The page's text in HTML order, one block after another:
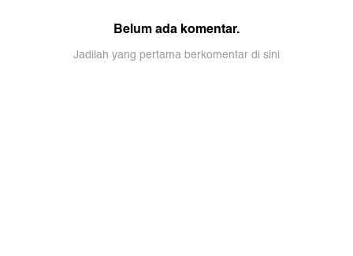
Belum ada komentar.
Jadilah yang pertama berkomentar di sini